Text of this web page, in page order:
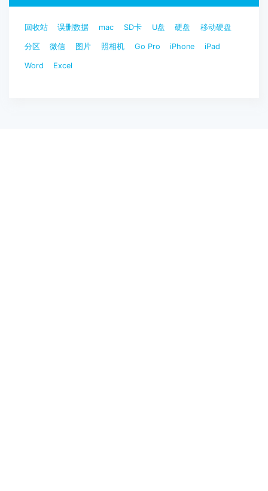
回收站 误删数据 mac SD卡 U盘 硬盘 移动硬盘
分区 微信 图片 照相机 Go Pro iPhone iPad
Word Excel